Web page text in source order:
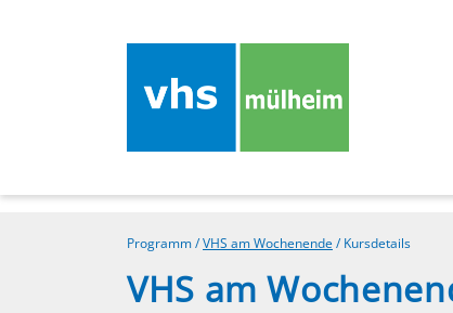
Programm/VHS am Wochenende /Kursdetails
VHS am